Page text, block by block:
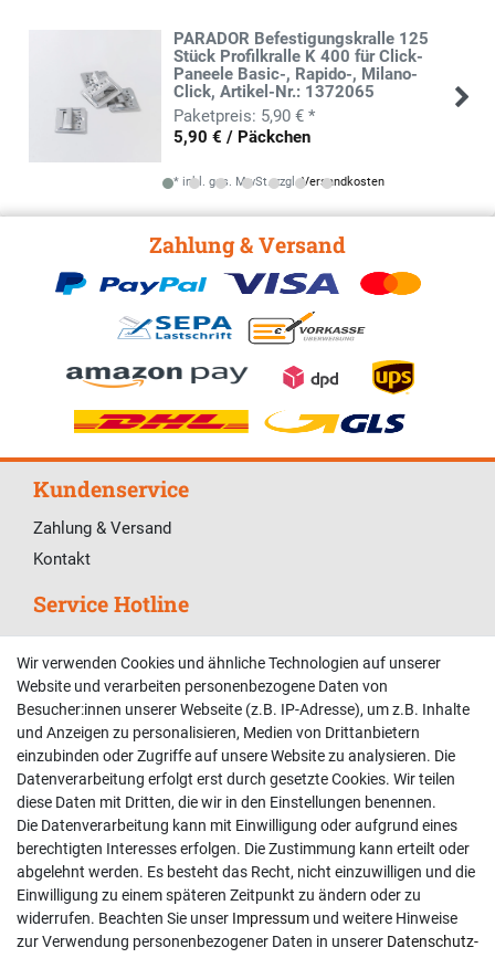
PARADOR Befestigungskralle 125
Stück Profilkralle K 400 für Click-
Paneele Basic-, Rapido-, Milano-
Click, Artikel-Nr.: 1372065
5,90 € *
5,90 € / Päckchen
* inkl. ges. MwSt.zzgl.Versandkosten
Zahlung & Versand
Kundenservice
Zahlung & Versand
Kontakt
Service Hotline
Telefonische Unterstützung und Beratung unter:
02381 9878909
Mo-Fr, 9:00 - 18:00 Uhr
Sa, 9:00 - 13:00 Uhr
Kundenkonto
Registrieren
Login
Hilfe
Informationen
Wir verwenden Cookies und ähnliche Technologien auf unserer
Website und verarbeiten personenbezogene Daten von
Besucher:innen unserer Webseite (z.B. IP-Adresse), um z.B. Inhalte
und Anzeigen zu personalisieren, Medien von Drittanbietern
einzubinden oder Zugriffe auf unsere Website zu analysieren. Die
Datenverarbeitung erfolgt erst durch gesetzte Cookies. Wir teilen
diese Daten mit Dritten, die wir in den Einstellungen benennen.
Die Datenverarbeitung kann mit Einwilligung oder aufgrund eines
berechtigten Interesses erfolgen. Die Zustimmung kann erteilt oder
abgelehnt werden. Es besteht das Recht, nicht einzuwilligen und die
Einwilligung zu einem späteren Zeitpunkt zu ändern oder zu
widerrufen. Beachten Sie unser Impressum und weitere Hinweise
zur Verwendung personenbezogener Daten in unserer Daten­schutz­